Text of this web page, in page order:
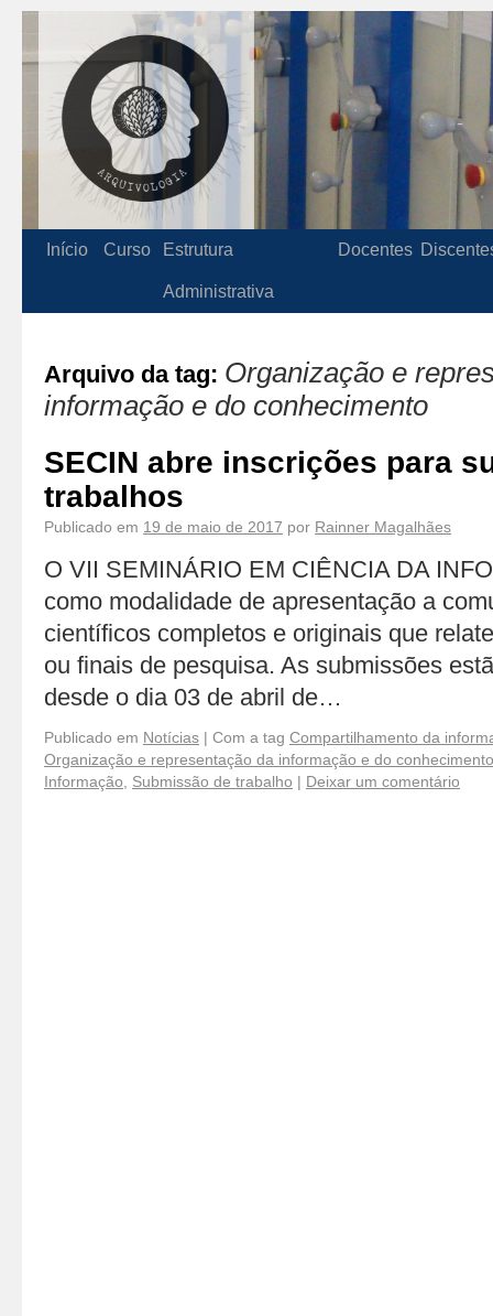
Início Curso Estrutura
Administrativa
Docentes
Arquivo da tag: Organização e
informação e do conhecimento
SECIN abre inscrições para
trabalhos
Publicado em 19 de maio de 2017 por Rainner Magalhães
O VII SEMINÁRIO EM CIÊNCIA DA
como modalidade de apresentação a
científicos completos e originais que
ou finais de pesquisa. As submissões
desde o dia 03 de abril de…
Publicado em Notícias | Com a tag Compartilhamento da
Organização e representação da informação e do conhecimento
Informação
Submissão de trabalho | Deixar um comentário